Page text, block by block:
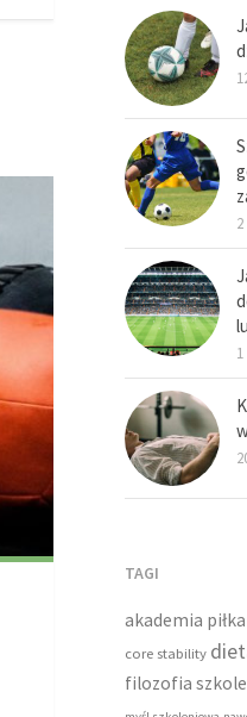
TAGI
akademia
core stability
filozofia